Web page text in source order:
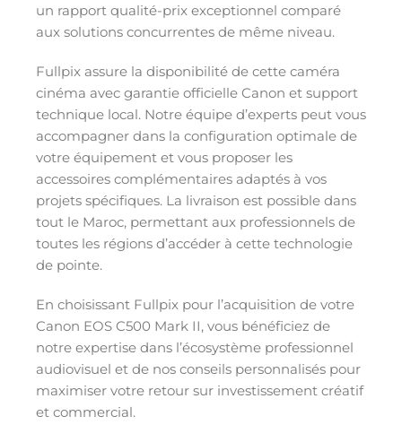
un rapport qualité-prix exceptionnel comparé
aux solutions concurrentes de même niveau.
Fullpix assure la disponibilité de cette caméra
cinéma avec garantie officielle Canon et support
technique local. Notre équipe d’experts peut vous
accompagner dans la configuration optimale de
votre équipement et vous proposer les
accessoires complémentaires adaptés à vos
projets spécifiques. La livraison est possible dans
tout le Maroc, permettant aux professionnels de
toutes les régions d’accéder à cette technologie
de pointe.
En choisissant Fullpix pour l’acquisition de votre
Canon EOS C500 Mark II, vous bénéficiez de
notre expertise dans l’écosystème professionnel
audiovisuel et de nos conseils personnalisés pour
maximiser votre retour sur investissement créatif
et commercial.